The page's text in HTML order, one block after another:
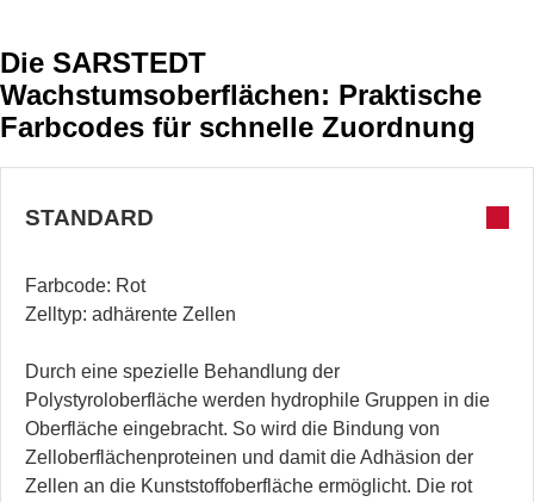
Die SARSTEDT
Wachstumsoberflächen: Praktische
Farbcodes für schnelle Zuordnung
STANDARD
Farbcode: Rot
Zelltyp: adhärente Zellen
Durch eine spezielle Behandlung der
Polystyroloberfläche werden hydrophile Gruppen in die
Oberfläche eingebracht. So wird die Bindung von
Zelloberflächenproteinen und damit die Adhäsion der
Zellen an die Kunststoffoberfläche ermöglicht. Die rot